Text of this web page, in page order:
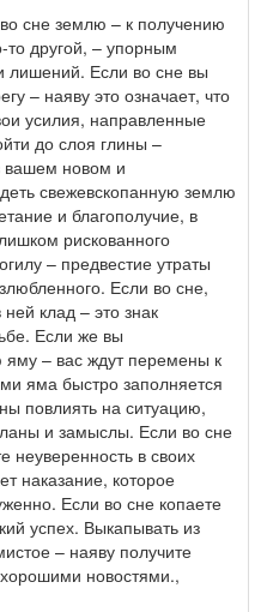
сне землю – к получению
то другой, – упорным
лишений. Если во сне вы
– наяву это означает, что
усилия, направленные
до слоя глины –
вашем новом и
свежевскопанную землю
и благополучие, в
рискованного
– предвестие утраты
Если во сне,
клад – это знак
Если же вы
яму – вас ждут перемены к
яма быстро заполняется
повлиять на ситуацию,
и замыслы. Если во сне
неуверенность в своих
наказание, которое
Если во сне копаете
успех. Выкапывать из
– наяву получите
новостями.,